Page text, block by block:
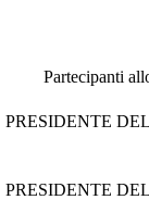
Partecipanti
PRESIDENTE
PRESIDENTE